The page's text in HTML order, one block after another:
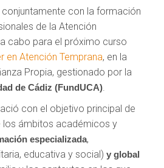
con la formación
de la Atención
cabo para el próximo curso
en Atención Temprana, en la
Propia, gestionado por la
de Cádiz (FundUCA)
con el objetivo principal de
los ámbitos académicos y
especializada,
educativa y social)y global